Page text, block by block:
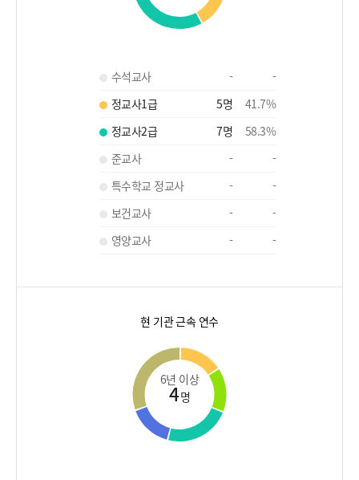
수석교사 -
-
정교사1급
5명 41.7%
정교사2급
7명 58.3%
준교사
-
-
특수학교 정교사
-
-
보건교사
-
-
영양교사
- -
현 기관 근속 연수
6년 이상
4명